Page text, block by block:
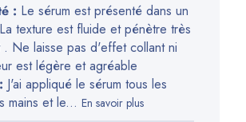
: Le sérum est présenté dans un
texture est fluide et pénètre très
. Ne laisse pas d'effet collant ni
est légère et agréable
J'ai appliqué le sérum tous les
mains et le... En savoir plus